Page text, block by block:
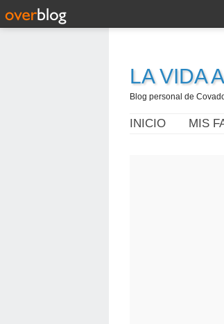
LA VIDA
Blog personal de
INICIO MIS